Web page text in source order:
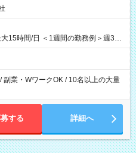
15時間/日 ＜1週間の勤務例＞週3回
・土・日 好きな時にお仕事
副業・WワークOK / 10名以上の大量
する 詳細へ